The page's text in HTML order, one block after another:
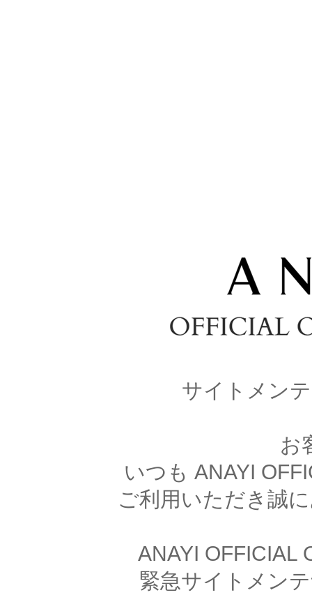
サイトメン
お
いつも ANAYI
ご利用いただき誠
ANAYI OFFICIAL
緊急サイトメン